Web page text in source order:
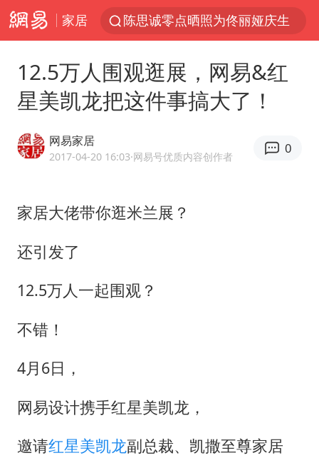
家居
陈思诚零点晒照为佟丽娅庆生
央视新主播李秋莹孙亚鹏亮相
老挝国会主席赛宋蓬逝世
白海豚将正面袭击贯穿浙江
12.5万人围观逛展，网易&红
星美凯龙把这件事搞大了！
网易家居
2017-04-20 16:03·网易号优质内容创作者
0
家居大佬带你逛米兰展？
还引发了
12.5万人一起围观？
不错！
4月6日，
网易设计携手红星美凯龙，
邀请红星美凯龙副总裁、凯撒至尊家居